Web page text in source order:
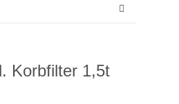
Korbfilter 1,5t